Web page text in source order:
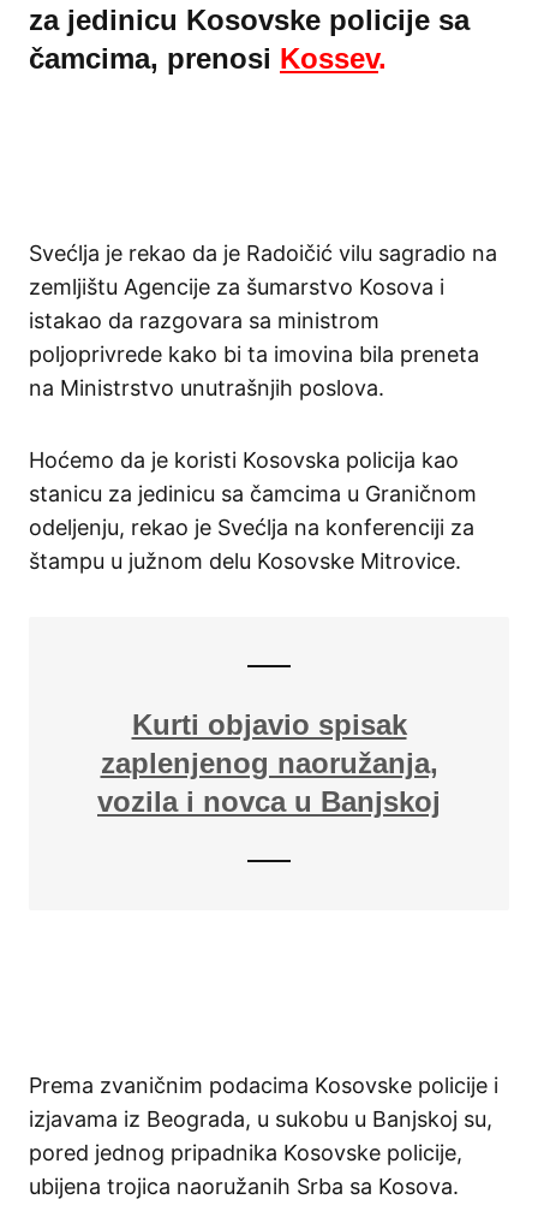
za jedinicu Kosovske policije sa
čamcima, prenosi Kossev.
Svećlja je rekao da je Radoičić vilu sagradio na
zemljištu Agencije za šumarstvo Kosova i
istakao da razgovara sa ministrom
poljoprivrede kako bi ta imovina bila preneta
na Ministrstvo unutrašnjih poslova.
Hoćemo da je koristi Kosovska policija kao
stanicu za jedinicu sa čamcima u Graničnom
odeljenju, rekao je Svećlja na konferenciji za
štampu u južnom delu Kosovske Mitrovice.
Kurti objavio spisak
zaplenjenog naoružanja,
vozila i novca u Banjskoj
Prema zvaničnim podacima Kosovske policije i
izjavama iz Beograda, u sukobu u Banjskoj su,
pored jednog pripadnika Kosovske policije,
ubijena trojica naoružanih Srba sa Kosova.